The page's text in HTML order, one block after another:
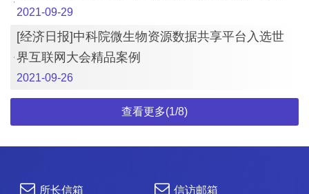
2021-09-29
[经济日报]中科院微生物资源数据共享平台入选世
界互联网大会精品案例
2021-09-26
查看更多(1/8)
所长信箱 信访邮箱